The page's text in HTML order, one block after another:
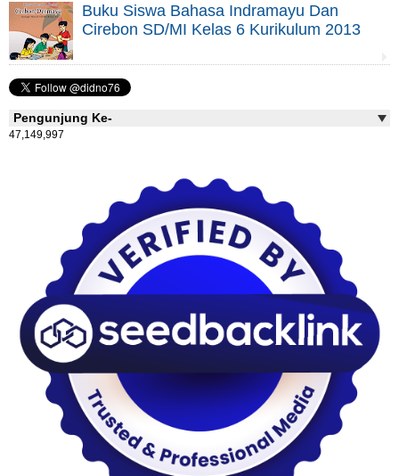
Buku Siswa Bahasa Indramayu Dan
Cirebon SD/MI Kelas 6 Kurikulum 2013
Pengunjung Ke-
47,149,997